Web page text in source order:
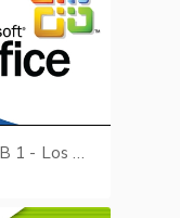
Actividades para el aula - EGB 1 - Los Animales (Sopa de letras: Los animales) parte II de III